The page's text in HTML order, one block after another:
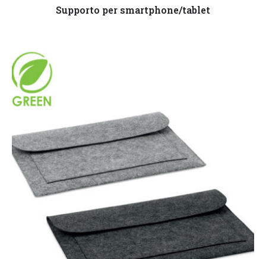
Leggi tutto
Supporto per smartphone/tablet